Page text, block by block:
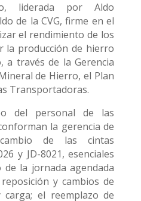
liderada por Aldo
de la CVG, firme en el
el rendimiento de los
la producción de hierro
a través de la Gerencia
de Hierro, el Plan
Transportadoras.
del personal de las
la gerencia de
de las cintas
y JD-8021, esenciales
la jornada agendada
y cambios de
el reemplazo de